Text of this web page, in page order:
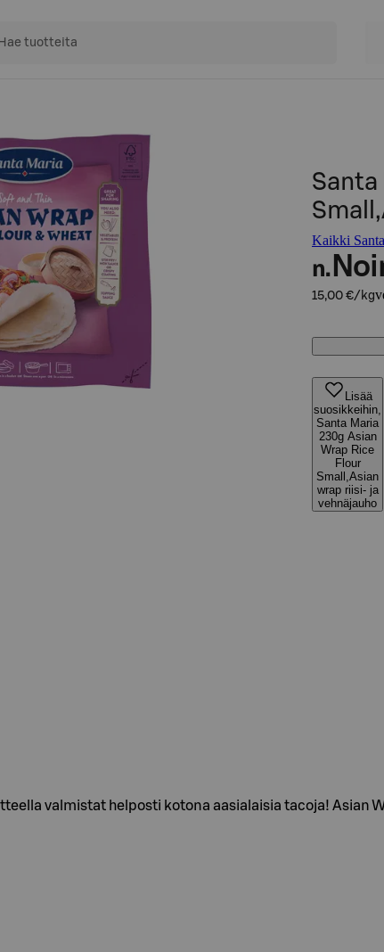
Santa
Kaikki
n.
15,00 €/kg
Lisää
suosikkeihin,
Santa Maria
230g Asian
Wrap Rice
Flour
Small,Asian
wrap riisi- ja
vehnäjauho
valmistat helposti kotona aasialaisia tacoja!